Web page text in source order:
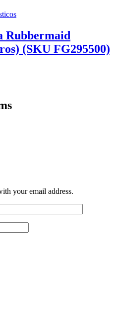
Rubbermaid
(SKU FG295500)
your email address.